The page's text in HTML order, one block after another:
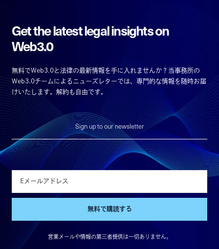
Get the latest legal insights on
Web3.0
無料でWeb3.0と法律の最新情報を手に入れませんか？当事務所の
Web3.0チームによるニューズレターでは、専門的な情報を随時お届
けいたします。解約も自由です。
Sign up to our newsletter
無料で購読する
営業メールや情報の第三者提供は一切ありません。